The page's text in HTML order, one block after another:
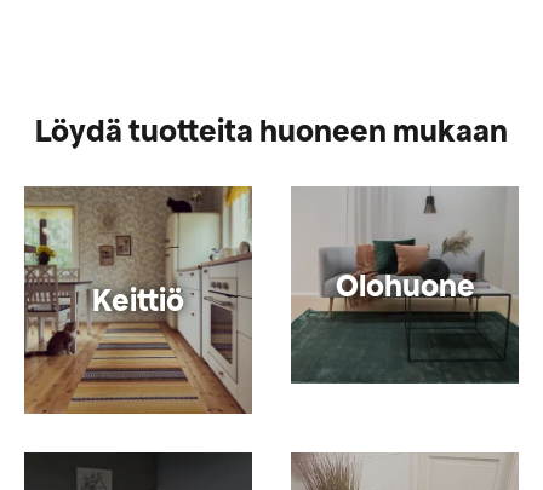
Löydä tuotteita huoneen mukaan
Keittiö Olohuone